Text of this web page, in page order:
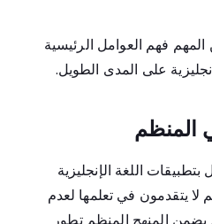
فهم العوامل الرئيسية
على المدى الطويل.
اللغة الإنجليزية
لا يتقدمون في تعلمها لعدم